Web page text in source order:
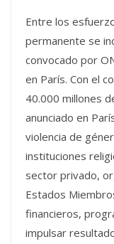
Entre los
permanente se
convocado por
en París. Con el
40.000 millones
anunciado en
violencia de
instituciones
sector privado,
Estados
financieros,
impulsar